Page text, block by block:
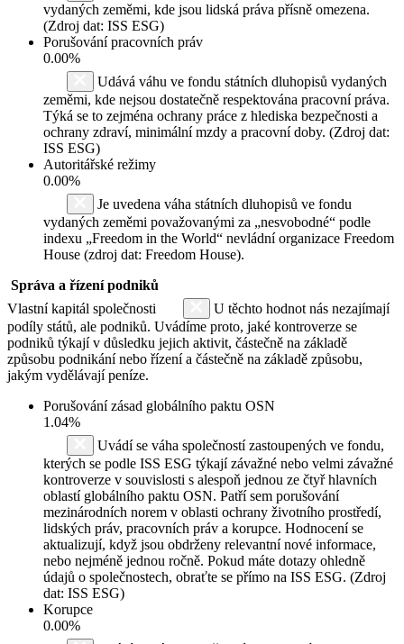
vydaných zeměmi, kde jsou lidská práva přísně omezena.
(Zdroj dat: ISS ESG)
Porušování pracovních práv
0.00%
Udává váhu ve fondu státních dluhopisů vydaných
zeměmi, kde nejsou dostatečně respektována pracovní práva.
Týká se to zejména ochrany práce z hlediska bezpečnosti a
ochrany zdraví, minimální mzdy a pracovní doby. (Zdroj dat:
ISS ESG)
Autoritářské režimy
0.00%
Je uvedena váha státních dluhopisů ve fondu
vydaných zeměmi považovanými za „nesvobodné“ podle
indexu „Freedom in the World“ nevládní organizace Freedom
House (zdroj dat: Freedom House).
Správa a řízení podniků
Vlastní kapitál společnosti
U těchto hodnot nás nezajímají
podíly států, ale podniků. Uvádíme proto, jaké kontroverze se
podniků týkají v důsledku jejich aktivit, částečně na základě
způsobu podnikání nebo řízení a částečně na základě způsobu,
jakým vydělávají peníze.
Porušování zásad globálního paktu OSN
1.04%
Uvádí se váha společností zastoupených ve fondu,
kterých se podle ISS ESG týkají závažné nebo velmi závažné
kontroverze v souvislosti s alespoň jednou ze čtyř hlavních
oblastí globálního paktu OSN. Patří sem porušování
mezinárodních norem v oblasti ochrany životního prostředí,
lidských práv, pracovních práv a korupce. Hodnocení se
aktualizují, když jsou obdrženy relevantní nové informace,
nebo nejméně jednou ročně. Pokud máte dotazy ohledně
údajů o společnostech, obraťte se přímo na ISS ESG. (Zdroj
dat: ISS ESG)
Korupce
0.00%